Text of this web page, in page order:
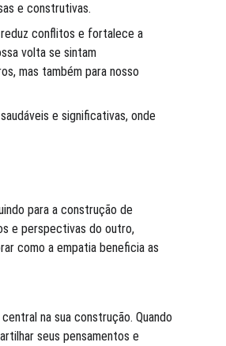
e construtivas.
reduz conflitos e fortalece a
volta se sintam
mas também para nosso
e significativas, onde
para a construção de
e perspectivas do outro,
como a empatia beneficia as
na sua construção. Quando
seus pensamentos e